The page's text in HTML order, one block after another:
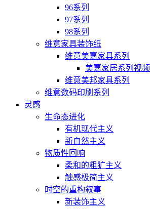
96系列
97系列
98系列
维意家具装饰纸
维意美嘉家具系列
美嘉家居系列视频
维意美邦家具系列
维意数码印刷系列
灵感
生命态进化
有机现代主义
新自然主义
物质性回响
柔和的粗犷主义
触感极简主义
时空的重构叙事
新装饰主义